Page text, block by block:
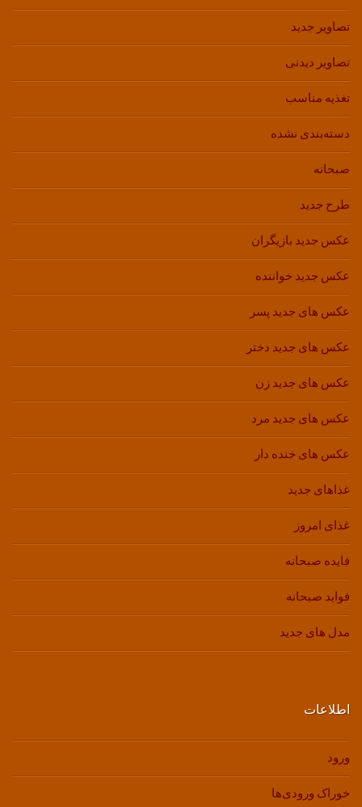
تصاویر جدید
تصاویر دیدنی
تغذیه مناسب
دسته‌بندی نشده
صبحانه
طرح جدید
عکس جدید بازیگران
عکس جدید خواننده
عکس های جدید پسر
عکس های جدید دختر
عکس های جدید زن
عکس های جدید مرد
عکس های خنده دار
غذاهای جدید
غذای امروز
فایده صبحانه
فواید صبحانه
مدل های جدید
اطلاعات
ورود
خوراک ورودی‌ها